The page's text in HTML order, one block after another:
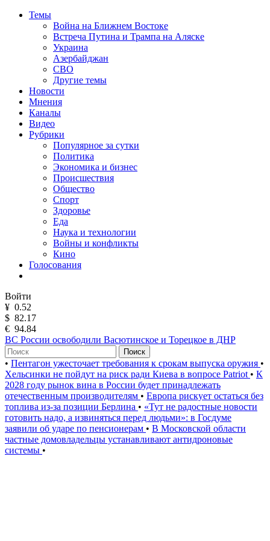
Темы
Война на Ближнем Востоке
Встреча Путина и Трампа на Аляске
Украина
Азербайджан
СВО
Другие темы
Новости
Мнения
Каналы
Видео
Рубрики
Популярное за сутки
Политика
Экономика и бизнес
Происшествия
Общество
Спорт
Здоровье
Еда
Наука и технологии
Войны и конфликты
Кино
Голосования
Войти
¥ 0.52
$ 82.17
€ 94.84
ВС России освободили Васютинское и Торецкое в ДНР
Поиск
• Пентагон ужесточает требования к срокам выпуска оружия •
Хельсинки не пойдут на риск ради Киева в вопросе Patriot • К
2028 году рынок вина в России будет принадлежать
отечественным производителям • Европа рискует остаться без
топлива из-за позиции Берлина • «Тут не радостные новости
готовить надо, а извиняться перед людьми»: в Госдуме
заявили об ударе по пенсионерам • В Московской области
частные домовладельцы устанавливают антидроновые
системы •